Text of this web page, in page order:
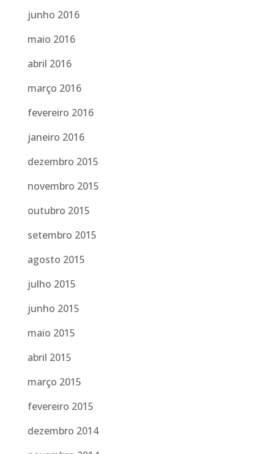
junho 2016
maio 2016
abril 2016
março 2016
fevereiro 2016
janeiro 2016
dezembro 2015
novembro 2015
outubro 2015
setembro 2015
agosto 2015
julho 2015
junho 2015
maio 2015
abril 2015
março 2015
fevereiro 2015
dezembro 2014